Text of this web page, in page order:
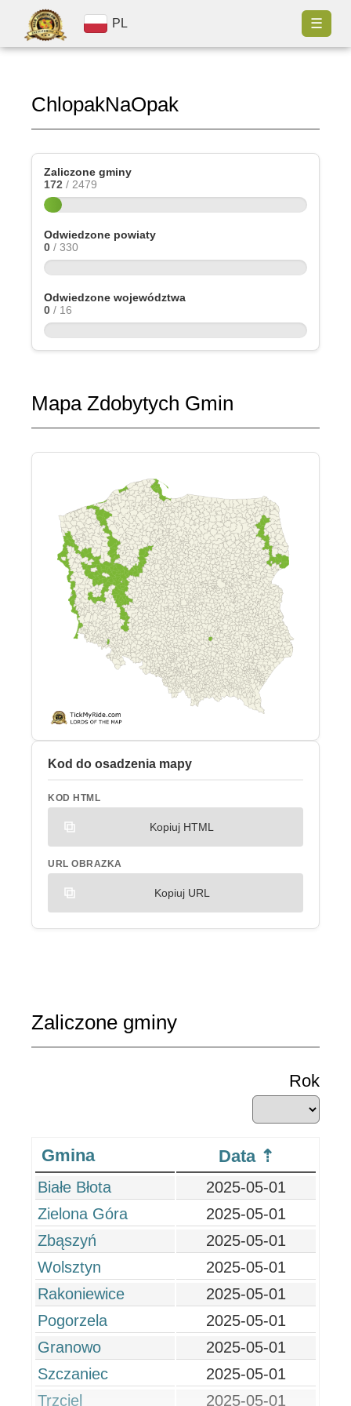
PL ☰
ChlopakNaOpak
Zaliczone gminy
172 / 2479
Odwiedzone powiaty
0 / 330
Odwiedzone województwa
0 / 16
Mapa Zdobytych Gmin
Kod do osadzenia mapy
KOD HTML
Kopiuj HTML
URL OBRAZKA
Kopiuj URL
Zaliczone gminy
Rok
Gmina Data
Białe Błota
2025-05-01
Zielona Góra
2025-05-01
Zbąszyń
2025-05-01
Wolsztyn
2025-05-01
Rakoniewice
2025-05-01
Pogorzela
2025-05-01
Granowo
2025-05-01
Szczaniec
2025-05-01
Trzciel
2025-05-01